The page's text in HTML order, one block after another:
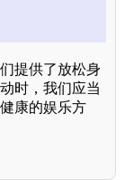
提供了放松身
时，我们应当
康的娱乐方